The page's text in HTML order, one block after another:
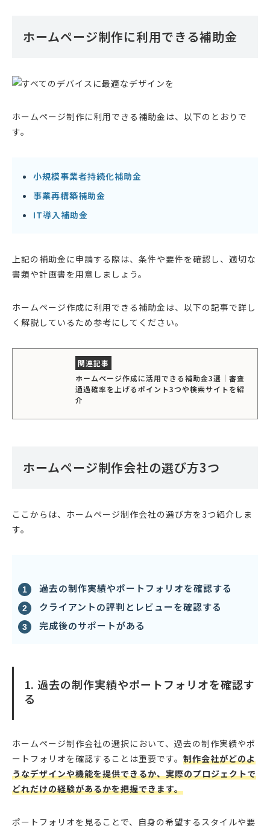
ホームページ制作に利用できる補助金
ホームページ制作に利用できる補助金は、以下のとおりで
す。
小規模事業者持続化補助金
事業再構築補助金
IT導入補助金
上記の補助金に申請する際は、条件や要件を確認し、適切な
書類や計画書を用意しましょう。
ホームページ作成に利用できる補助金は、以下の記事で詳し
く解説しているため参考にしてください。
ホームページ作成に活用できる補助金3選｜審査
通過確率を上げるポイント3つや検索サイトを紹
介
ホームページ制作会社の選び方3つ
ここからは、ホームページ制作会社の選び方を3つ紹介しま
す。
過去の制作実績やポートフォリオを確認する
クライアントの評判とレビューを確認する
完成後のサポートがある
1. 過去の制作実績やポートフォリオを確認す
る
ホームページ制作会社の選択において、過去の制作実績やポ
ートフォリオを確認することは重要です。 制作会社がどのよ
うなデザインや機能を提供できるか、実際のプロジェクトで
どれだけの経験があるかを把握できます。
ポートフォリオを見ることで、自身の希望するスタイルや要